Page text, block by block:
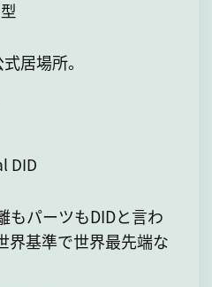
居場所。
DID
もパーツもDIDと言わ
界基準で世界最先端な